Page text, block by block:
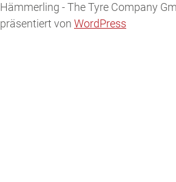
Hämmerling - The Tyre Company
präsentiert von WordPress